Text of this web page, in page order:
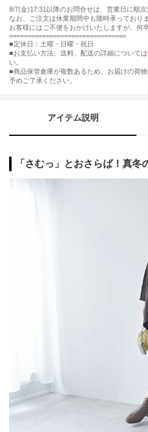
8/7(金)17:31以降のお問合せは、営業日に順次
なお、ご注文は休業期間中も随時承っておりま
お客様にはご不便をおかけいたしますが、何
================================
■定休日：土曜・日曜・祝日
■お支払い方法、送料、配送の詳細については
い。
■商品保管倉庫が複数あるため、お届けの荷
予めご了承ください。
アイテム説明
「さむっ」とおさらば！真冬